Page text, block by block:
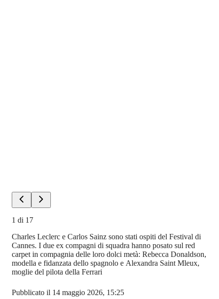
1 di 17
Charles Leclerc e Carlos Sainz sono stati ospiti del Festival di
Cannes. I due ex compagni di squadra hanno posato sul red
carpet in compagnia delle loro dolci metà: Rebecca Donaldson,
modella e fidanzata dello spagnolo e Alexandra Saint Mleux,
moglie del pilota della Ferrari
Pubblicato il 14 maggio 2026, 15:25